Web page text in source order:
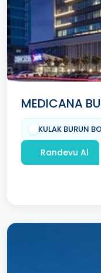
MEDICANA
KULAK BURUN
Randevu Al